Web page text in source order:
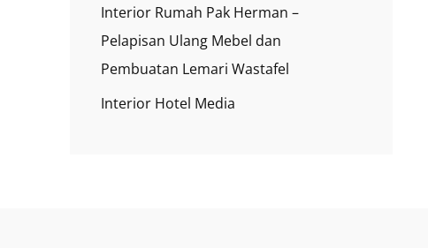
Interior Rumah Pak Herman –
Pelapisan Ulang Mebel dan
Pembuatan Lemari Wastafel
Interior Hotel Media